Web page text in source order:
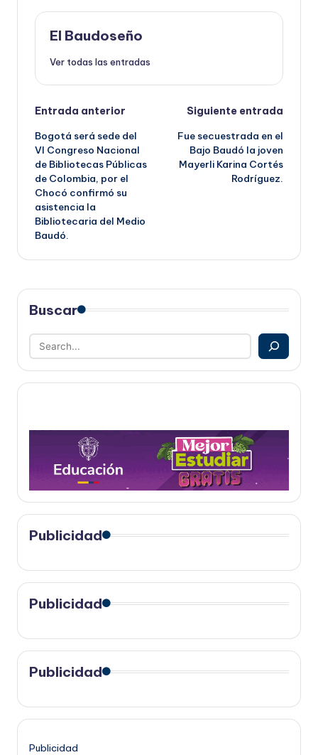
El Baudoseño
Ver todas las entradas
Navegación
de
entradas
Entrada anterior
Bogotá será sede del
VI Congreso Nacional
de Bibliotecas Públicas
de Colombia, por el
Chocó confirmó su
asistencia la
Bibliotecaria del Medio
Baudó.
Siguiente entrada
Fue secuestrada en el
Bajo Baudó la joven
Mayerli Karina Cortés
Rodríguez.
Buscar
Publicidad
Publicidad
Publicidad
Publicidad